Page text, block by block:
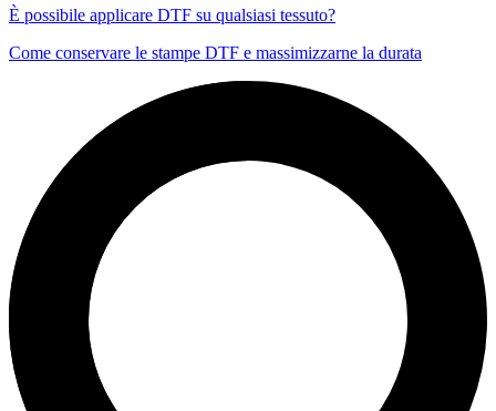
È possibile applicare DTF su qualsiasi tessuto?
Come conservare le stampe DTF e massimizzarne la durata